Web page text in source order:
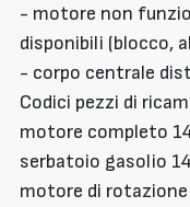
- motore non
disponibili (blocco,
- corpo centrale
Codici pezzi di
motore completo
serbatoio gasolio
motore di